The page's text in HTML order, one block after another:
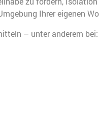
Ihrer eigenen
– unter anderem bei: